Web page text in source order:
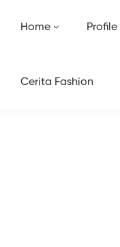
Home Profile
Cerita Fashion